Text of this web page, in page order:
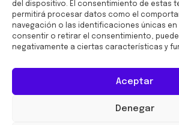
del dispositivo. El consentimiento de estas
permitirá procesar datos como el
navegación o las identificaciones únicas en
consentir o retirar el consentimiento,
negativamente a ciertas características y
Aceptar
Denegar
Financiado por la Unión
Europea -
NextGenerationEU: